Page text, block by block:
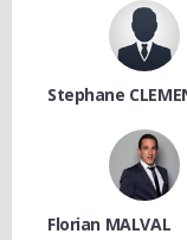
Stephane
Florian MALVAL